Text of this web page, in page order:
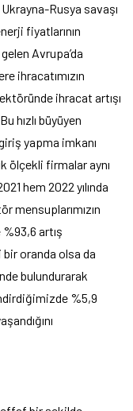
Rusya savaşı
fiyatlarının
Avrupa’da
ihracatımızın
ihracat artışı
hızlı büyüyen
yapma imkanı
ölçekli firmalar aynı
hem 2022 yılında
mensuplarımızın
artış
oranda olsa da
bulundurarak
%5,9